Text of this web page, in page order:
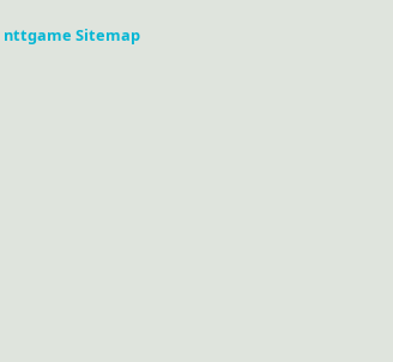
nttgame Sitemap